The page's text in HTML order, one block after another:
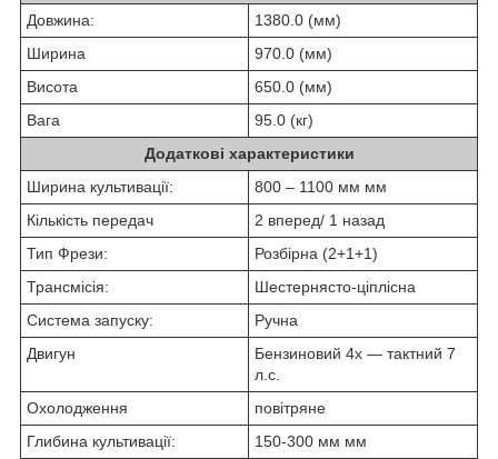
Довжина:
1380.0 (мм)
Ширина
970.0 (мм)
Висота
650.0 (мм)
Вага
95.0 (кг)
Додаткові характеристики
Ширина культивації:
800 – 1100 мм мм
Кількість передач
2 вперед/ 1 назад
Тип Фрези:
Розбірна (2+1+1)
Трансмісія:
Шестернясто-ціплісна
Система запуску:
Ручна
Двигун
Бензиновий 4х — тактний 7
л.с.
Охолодження
повітряне
Глибина культивації:
150-300 мм мм